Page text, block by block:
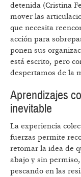
detenida (Cristina
mover las
que necesita
acción para
ponen sus
está escrito, pero
despertamos de la
Aprendizajes
inevitable
La experiencia
fuerzas permite
retomar la idea de
abajo y sin
pescando en las